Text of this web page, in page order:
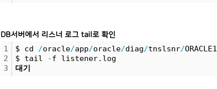
DB서버에서 리스너 로그 tail로 확인
1
2
3
$ cd /oracle/app/oracle/diag/tnslsnr/
$ tail
-f listener.log
대기